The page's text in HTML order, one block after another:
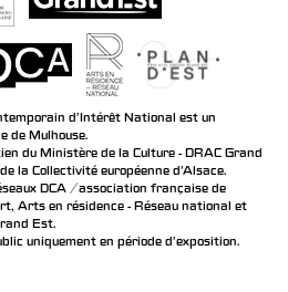
d’Intérêt National est un
de Mulhouse.
du Ministère de la Culture - DRAC Grand
la Collectivité européenne d’Alsace.
DCA / association française de
Arts en résidence - Réseau national et
Est.
uniquement en période d'exposition.